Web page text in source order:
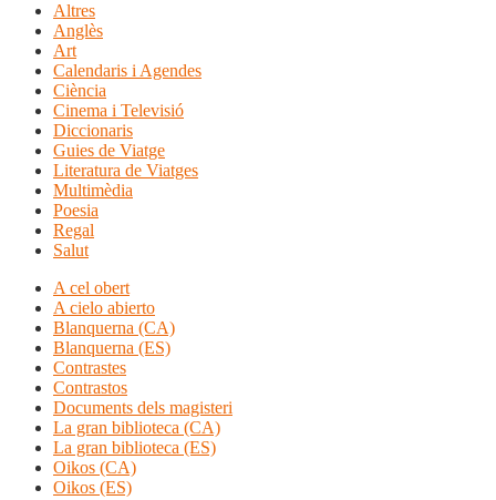
Altres
Anglès
Art
Calendaris i Agendes
Ciència
Cinema i Televisió
Diccionaris
Guies de Viatge
Literatura de Viatges
Multimèdia
Poesia
Regal
Salut
A cel obert
A cielo abierto
Blanquerna (CA)
Blanquerna (ES)
Contrastes
Contrastos
Documents dels magisteri
La gran biblioteca (CA)
La gran biblioteca (ES)
Oikos (CA)
Oikos (ES)